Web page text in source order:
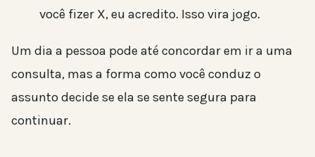
você fizer X, eu acredito. Isso vira jogo.
Um dia a pessoa pode até concordar em ir a uma
consulta, mas a forma como você conduz o
assunto decide se ela se sente segura para
continuar.